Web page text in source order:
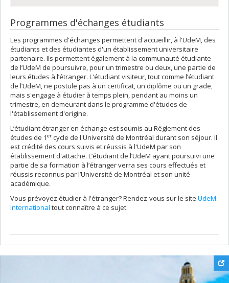
Programmes d'échanges étudiants
Les programmes d'échanges permettent d'accueillir, à l'UdeM, des
étudiants et des étudiantes d'un établissement universitaire
partenaire. Ils permettent également à la communauté étudiante
de l’UdeM de poursuivre, pour un trimestre ou deux, une partie de
leurs études à l’étranger. L'étudiant visiteur, tout comme l’étudiant
de l’UdeM, ne postule pas à un certificat, un diplôme ou un grade,
mais s'engage à étudier à temps plein, pendant au moins un
trimestre, en demeurant dans le programme d'études de
l'établissement d'origine.
L’étudiant étranger en échange est soumis au Règlement des
études de 1er cycle de l'Université de Montréal durant son séjour. Il
est crédité des cours suivis et réussis à l'UdeM par son
établissement d'attache. L’étudiant de l’UdeM ayant poursuivi une
partie de sa formation à l’étranger verra ses cours effectués et
réussis reconnus par l’Université de Montréal et son unité
académique.
Vous prévoyez étudier à l'étranger? Rendez-vous sur le site UdeM
International tout connaître à ce sujet.